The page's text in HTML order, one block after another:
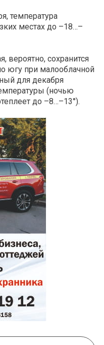
температура
местах до –18…–
вероятно, сохранится
югу при малооблачной
для декабря
(ночью
до –8…–13°).